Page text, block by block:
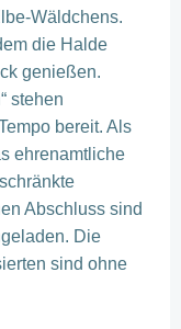
Wäldchens.
die Halde
genießen.
stehen
bereit. Als
ehrenamtliche
Abschluss sind
Die
sind ohne